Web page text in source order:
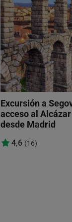
Excursión a
acceso al
desde Madrid
4,6 (16)